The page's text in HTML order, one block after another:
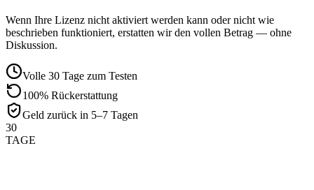
Wenn Ihre Lizenz nicht aktiviert werden kann oder nicht wie
beschrieben funktioniert, erstatten wir den vollen Betrag — ohne
Diskussion.
Volle 30 Tage zum Testen
100% Rückerstattung
Geld zurück in 5–7 Tagen
30
TAGE